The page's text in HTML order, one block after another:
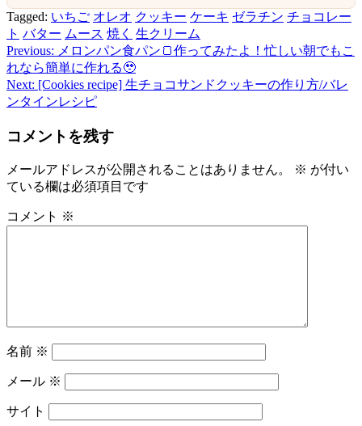
Tagged: いちご オレオ クッキー ケーキ ゼラチン チョコレー
ト バター ムース 焼く 生クリーム
投
稿
ナ
ビ
ー
シ
Previous: メロンパン食パン🍞作ってみたよ！忙しい朝でもこ
れなら簡単に作れる🥹
Next: [Cookies recipe] 生チョコサンドクッキーの作り方/バレ
ンタインレシピ
コメントを残す
メールアドレスが公開されることはありません。 ※ が付い
ている欄は必須項目です
コメント ※
名前 ※
メール ※
サイト